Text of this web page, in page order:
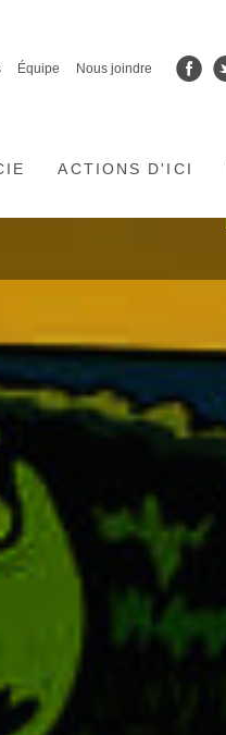
Équipe Nous joindre
ACTIONS D'ICI